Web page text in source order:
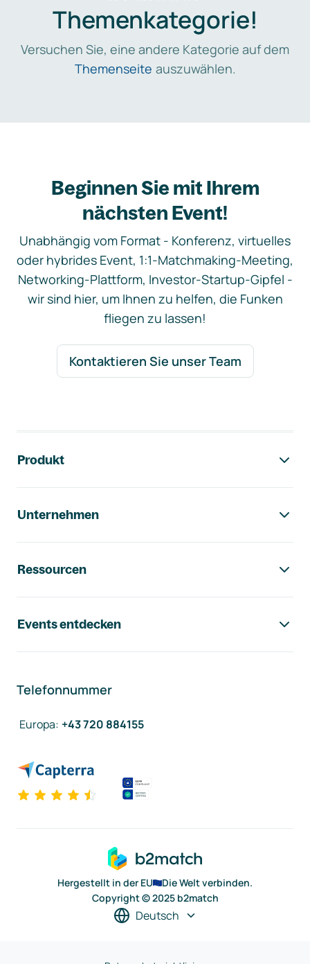
Themenkategorie!
Versuchen Sie, eine andere Kategorie auf dem
Themenseite auszuwählen.
Beginnen Sie mit Ihrem
nächsten Event!
Unabhängig vom Format - Konferenz, virtuelles
oder hybrides Event, 1:1-Matchmaking-Meeting,
Networking-Plattform, Investor-Startup-Gipfel -
wir sind hier, um Ihnen zu helfen, die Funken
fliegen zu lassen!
Kontaktieren Sie unser Team
Produkt
Unternehmen
Ressourcen
Events entdecken
Telefonnummer
Europa: +43 720 884155
Hergestellt in der EU
Die Welt verbinden.
Copyright © 2025 b2match
Deutsch